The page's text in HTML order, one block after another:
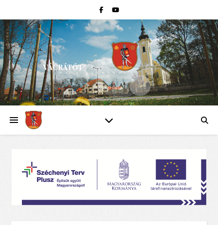
VÁCRÁTÓT
PEST VÁRMEGYE